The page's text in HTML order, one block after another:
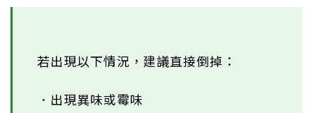
若出現以下情況，建議直接倒掉：
．出現異味或霉味